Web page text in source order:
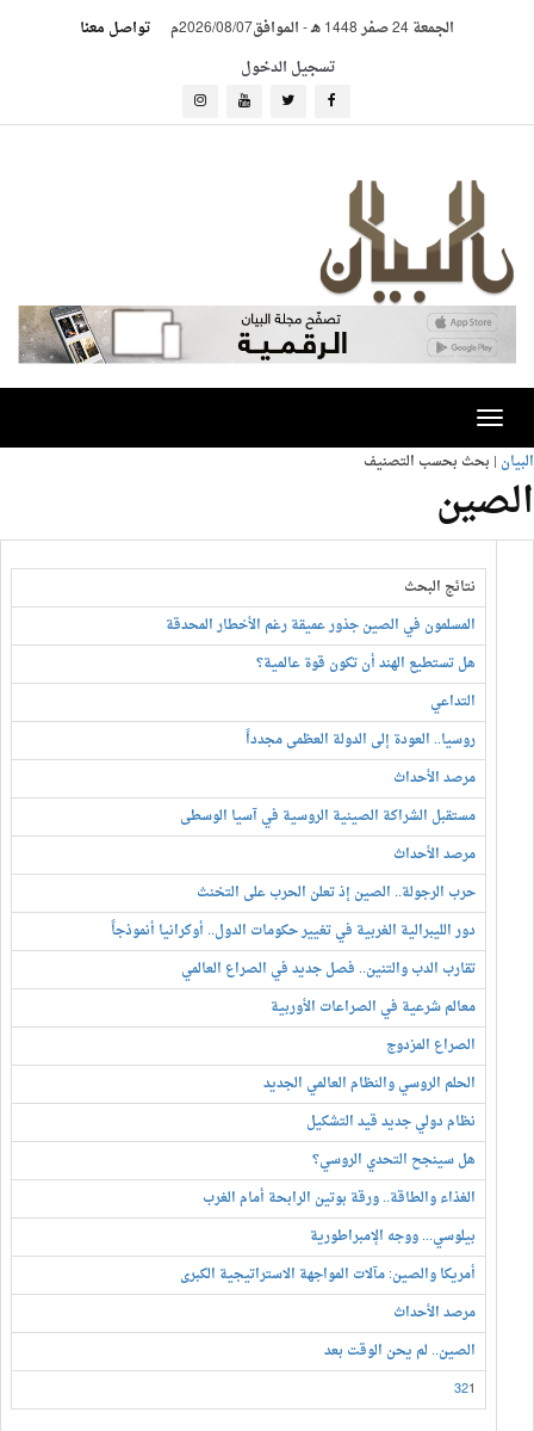
الجمعة 24 صفر 1448 هـ -الموافق2026/08/07م
تواصل معنا
تسجيل الدخول
Toggle
navigation البيان | بحث بحسب التصنيف
الصين
نتائج البحث
المسلمون في الصين جذور عميقة رغم الأخطار المحدقة
هل تستطيع الهند أن تكون قوة عالمية؟
التداعي
روسيا.. العودة إلى الدولة العظمى مجدداً
مرصد الأحداث
مستقبل الشراكة الصينية الروسية في آسيا الوسطى
مرصد الأحداث
حرب الرجولة.. الصين إذ تعلن الحرب على التخنث
دور الليبرالية الغربية في تغيير حكومات الدول.. أوكرانيا أنموذجاً
تقارب الدب والتنين.. فصل جديد في الصراع العالمي
معالم شرعية في الصراعات الأوربية
الصراع المزدوج
الحلم الروسي والنظام العالمي الجديد
نظام دولي جديد قيد التشكيل
هل سينجح التحدي الروسي؟
الغذاء والطاقة.. ورقة بوتين الرابحة أمام الغرب
بيلوسي... ووجه الإمبراطورية
أمريكا والصين: مآلات المواجهة الاستراتيجية الكبرى
مرصد الأحداث
الصين.. لم يحن الوقت بعد
1
2
3